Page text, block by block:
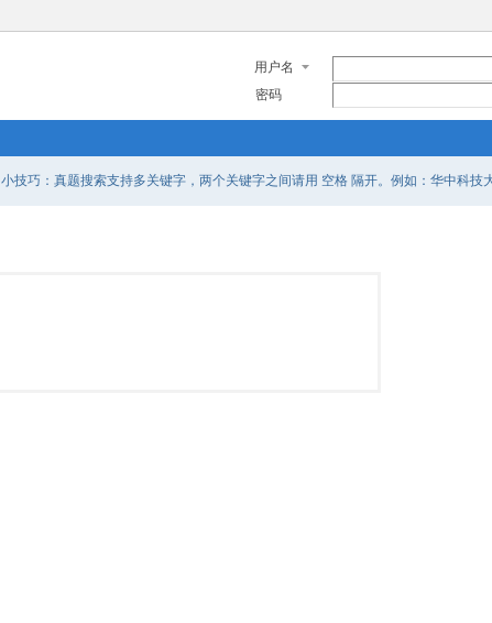
用户名
密码
小技巧：真题搜索支持多关键字，两个关键字之间请用 空格 隔开。例如：华中科技